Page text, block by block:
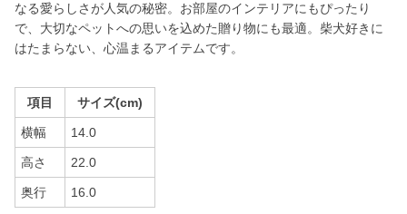
なる愛らしさが人気の秘密。お部屋のインテリアにもぴったり
で、大切なペットへの思いを込めた贈り物にも最適。柴犬好きに
はたまらない、心温まるアイテムです。
項目 サイズ(cm)
横幅 14.0
高さ 22.0
奥行 16.0